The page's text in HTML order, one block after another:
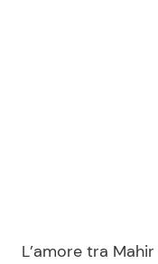
L’amore tra